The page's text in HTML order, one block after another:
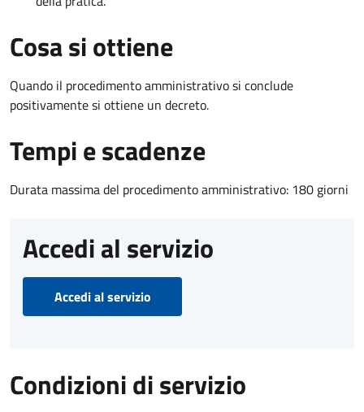
Cosa si ottiene
Quando il procedimento amministrativo si conclude
positivamente si ottiene un decreto.
Tempi e scadenze
Durata massima del procedimento amministrativo: 180 giorni
Accedi al servizio
Accedi al servizio
Condizioni di servizio